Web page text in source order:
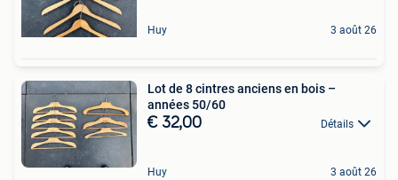
Huy 3 août 26
Lot de 8 cintres anciens en bois –
années 50/60
€ 32,00 Détails
Huy 3 août 26